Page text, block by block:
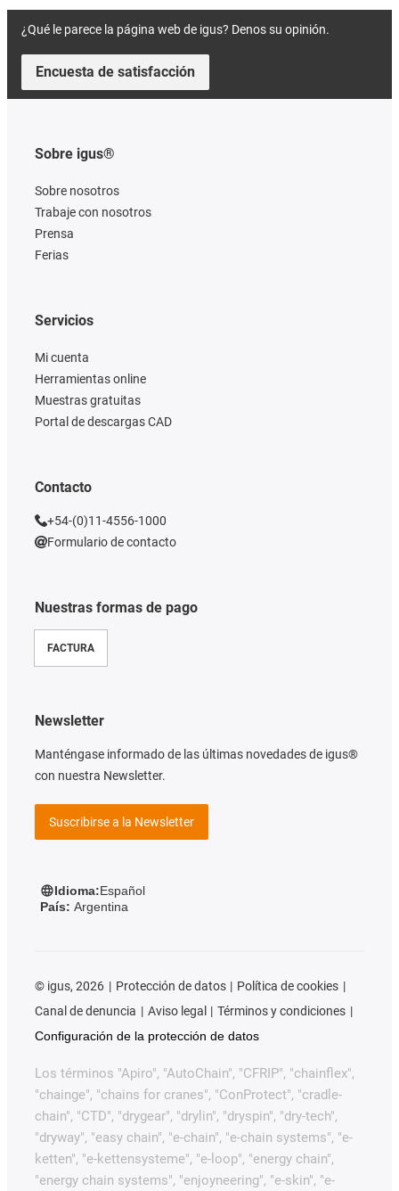
¿Qué le parece la página web de igus? Denos su opinión.
Encuesta de satisfacción
Sobre igus®
Sobre nosotros
Trabaje con nosotros
Prensa
Ferias
Nuestras formas de pago
FACTURA
Servicios
Mi cuenta
Herramientas online
Muestras gratuitas
Portal de descargas CAD
Contacto
+54-(0)11-4556-1000
Formulario de contacto
Newsletter
Manténgase informado de las últimas novedades de igus®
con nuestra Newsletter.
Suscribirse a la Newsletter
Idioma:Español
País: Argentina
© igus, 2026 Protección de datos
Política de cookies
Canal de denuncia
Aviso legal
Términos y condiciones
Configuración de la protección de datos
Los términos "Apiro", "AutoChain", "CFRIP", "chainflex",
"chainge", "chains for cranes", "ConProtect", "cradle-
chain", "CTD", "drygear", "drylin", "dryspin", "dry-tech",
"dryway", "easy chain", "e-chain", "e-chain systems", "e-
ketten", "e-kettensysteme", "e-loop", "energy chain",
"energy chain systems", "enjoyneering", "e-skin", "e-